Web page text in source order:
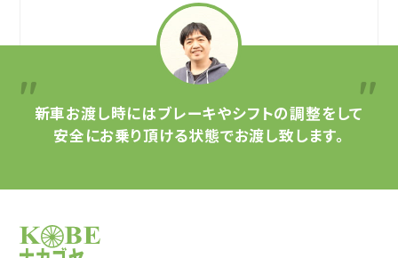
新車お渡し時にはブレーキやシフトの調整をして
安全にお乗り頂ける状態でお渡し致します。
サイクルショップナカゴヤ